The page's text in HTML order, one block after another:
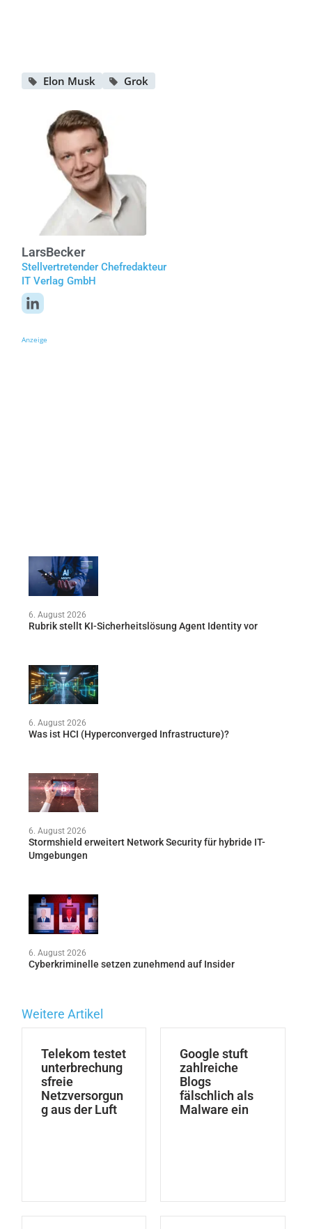
Elon Musk Grok
LarsBecker
Stellvertretender Chefredakteur
IT Verlag GmbH
Anzeige
6. August 2026
Rubrik stellt KI-Sicherheitslösung Agent Identity vor
6. August 2026
Was ist HCI (Hyperconverged Infrastructure)?
6. August 2026
Stormshield erweitert Network Security für hybride IT-
Umgebungen
6. August 2026
Cyberkriminelle setzen zunehmend auf Insider
Weitere Artikel
Telekom testet
unterbrechung
sfreie
Netzversorgun
g aus der Luft
Google stuft
zahlreiche
Blogs
fälschlich als
Malware ein